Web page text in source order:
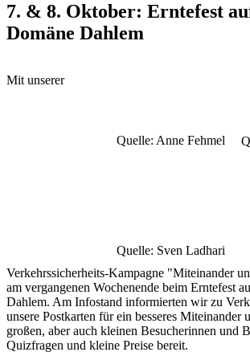
7. & 8. Oktober: Erntefest
Domäne Dahlem
Quelle: Anne Fehmel
Quelle: Sven Ladhari
Mit unserer
Verkehrssicherheits-Kampagne "Miteinander
am vergangenen Wochenende beim Erntefest
Dahlem. Am Infostand informierten wir zu
unsere Postkarten für ein besseres Miteinander
großen, aber auch kleinen Besucherinnen und
Quizfragen und kleine Preise bereit.